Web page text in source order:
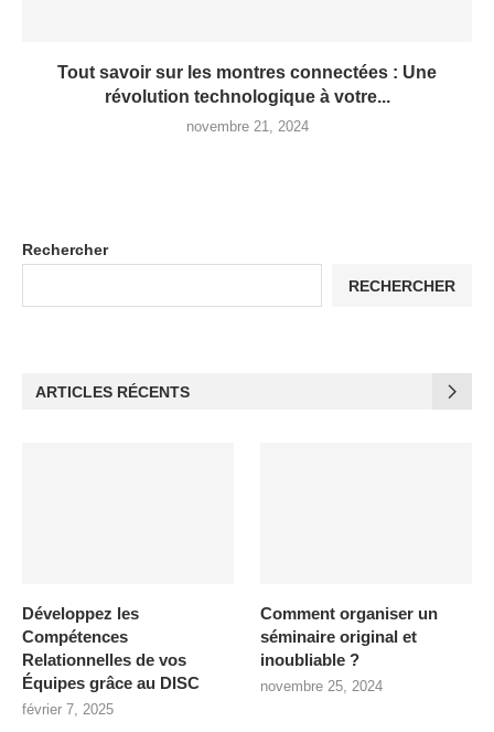
Tout savoir sur les montres connectées : Une
révolution technologique à votre...
novembre 21, 2024
Rechercher
RECHERCHER
ARTICLES RÉCENTS
Développez les
Compétences
Relationnelles de vos
Équipes grâce au DISC
février 7, 2025
Comment organiser un
séminaire original et
inoubliable ?
novembre 25, 2024